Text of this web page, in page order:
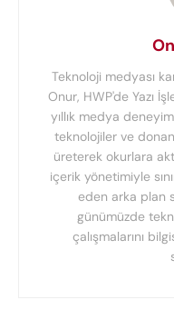
Teknoloji medyası
Onur, HWP'de Yazı
yıllık medya
teknolojiler ve
üreterek okurlara
içerik yönetimiyle
eden arka plan
günümüzde
çalışmalarını